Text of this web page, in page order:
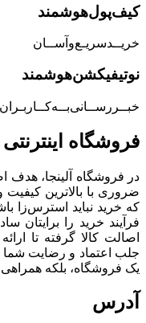
کیف‌پول‌هوشمند
خریــد‌سریـع‌و‌آســان
نوتیفیکشن‌هوشمند
خبــررســانی‌بــه‌کــاربـران
فروشگاه‌ اینترنتی‌
در فروشگاه آلینجا، هدف
ضروری با بالاترین
که خرید نباید استرس‌زا
فرآیند خرید را
اصالت کالا گرفته تا
جلب اعتماد و رضایت
یک فروشگاه، بلکه همراهی
آدرس